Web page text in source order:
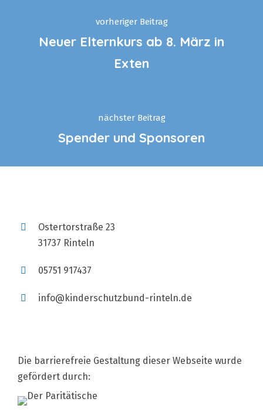
vorheriger Beitrag
Neuer Elternkurs ab 8. März in
Exten
nächster Beitrag
Spender und Sponsoren
Ostertorstraße 23
31737 Rinteln
05751 917437
info@kinderschutzbund-rinteln.de
Die barrierefreie Gestaltung dieser Webseite wurde
gefördert durch: